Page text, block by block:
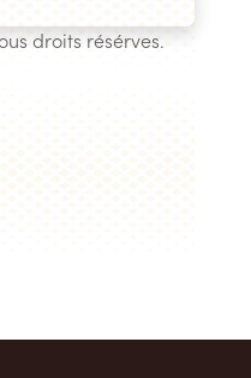
droits résérves.